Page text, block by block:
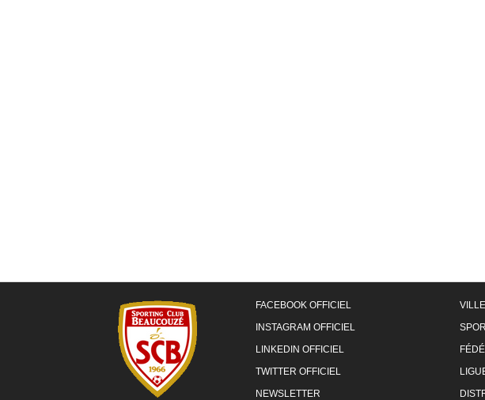
FACEBOOK OFFICIEL
INSTAGRAM OFFICIEL
LINKEDIN OFFICIEL
TWITTER OFFICIEL
NEWSLETTER